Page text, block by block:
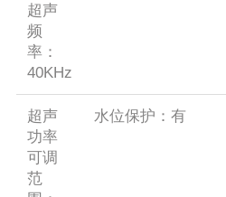
超声
频
率：
40KHz
超声
功率
可调
范
水位保护：有